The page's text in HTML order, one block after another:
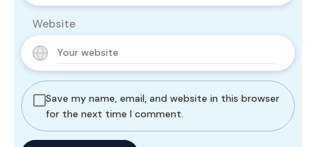
Website
Save my name, email, and website in this browser
for the next time I comment.